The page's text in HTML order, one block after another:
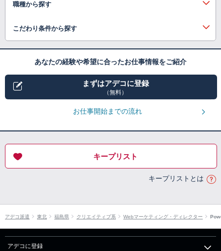
職種から探す
こだわり条件から探す
あなたの経験や希望に合ったお仕事情報をご紹介
まずはアデコに登録
（無料）
お仕事開始までの流れ
キープリスト
キープリストとは
アデコ派遣 東北 福島県 クリエイティブ系 Webマーケティング・ディレクター
アデコに登録